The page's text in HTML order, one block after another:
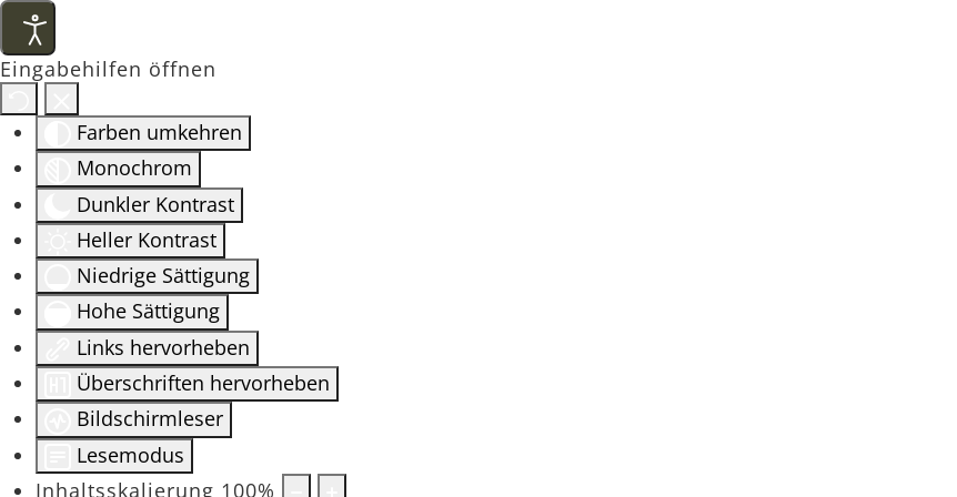
Eingabehilfen öffnen
Farben umkehren
Monochrom
Dunkler Kontrast
Heller Kontrast
Niedrige Sättigung
Hohe Sättigung
Links hervorheben
Überschriften hervorheben
Bildschirmleser
Lesemodus
Inhaltsskalierung 100%